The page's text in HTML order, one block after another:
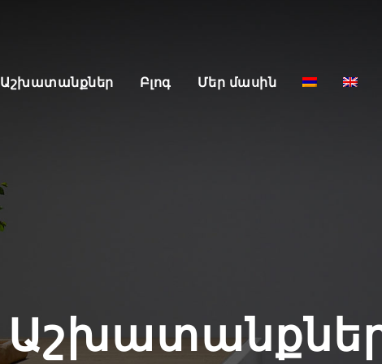
Աշխատանքներ Բլոգ Մեր մասին